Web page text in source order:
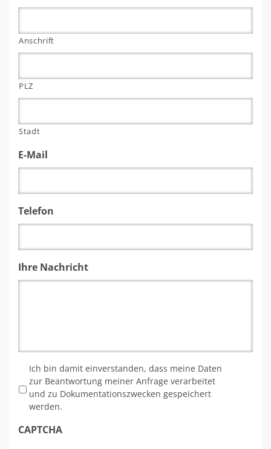
Anschrift
PLZ
Stadt
E-Mail
Telefon
Ihre Nachricht
Ich bin damit einverstanden, dass meine Daten
zur Beantwortung meiner Anfrage verarbeitet
und zu Dokumentationszwecken gespeichert
werden.
CAPTCHA